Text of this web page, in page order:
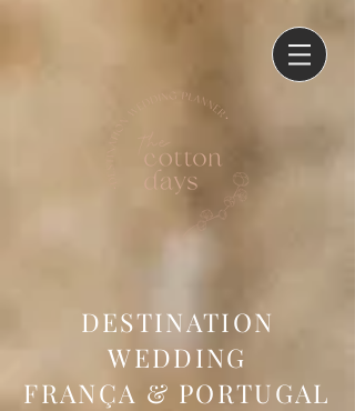
DESTINATION
WEDDING
FRANÇA & PORTUGAL